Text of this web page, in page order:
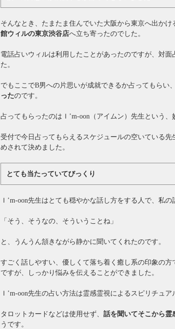
そんなとき、たまたま住んでいた大阪から東京へ出か
館ウィルの東京渋谷店へ立ち寄ったのでした。
電話占いウィルは利用したことがあったのですが、対
た。
でもここでB男への片思いが成就できるか占ってもらい、
ったのです。
占ってもらったのはＩ’m-oon（アイムン）先生という、
受付で今日占ってもらえるスケジュールの空いている先
めされて決めました。
とても当たっていてびっくり
Ｉ’m-oon先生はとても穏やかな話し方をする人で、私の
「そう、そうなの、そういうことね」
と、うんうん頷きながら静かに聞いてくれたのです。
すごく話しやすい、優しくて落ち着く癒し系の印象の
ですが、しっかり悩みを伝えることができました。
Ｉ’m-oon先生の占い方法は霊感霊視によるスピリチュ
タロットカードなどは使用せず、 話を聞いてそこから霊
うです。